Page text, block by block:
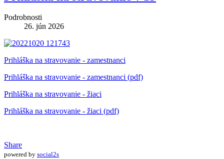
Podrobnosti
26. jún 2026
Prihláška na stravovanie - zamestnanci
Prihláška na stravovanie - zamestnanci (pdf)
Prihláška na stravovanie - žiaci
Prihláška na stravovanie - žiaci (pdf)
Share
powered by social2s